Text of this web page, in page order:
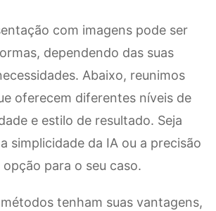
com imagens pode ser
dependendo das suas
Abaixo, reunimos
oferecem diferentes níveis de
e estilo de resultado. Seja
simplicidade da IA ou a precisão
para o seu caso.
tenham suas vantagens,